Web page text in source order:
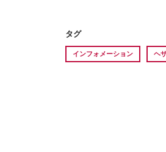
タグ
インフォメーション ヘ